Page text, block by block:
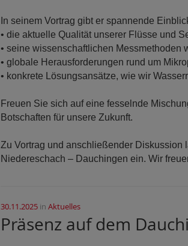
In seinem Vortrag gibt er spannende
• die aktuelle Qualität unserer Flüsse und
• seine wissenschaftlichen Messmethoden
• globale Herausforderungen rund um
• konkrete Lösungsansätze, wie wir
Freuen Sie sich auf eine fesselnde
Botschaften für unsere Zukunft.
Zu Vortrag und anschließender
Niedereschach – Dauchingen ein. Wir
30.11.2025 in Aktuelles
Präsenz auf dem